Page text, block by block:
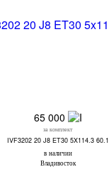
65 000
за комплект
IVF3202 20 J8 ET30 5X114.3 60.1
в наличии
Владивосток